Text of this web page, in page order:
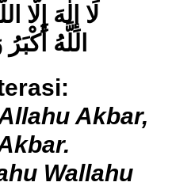
لَا إِلٰهَ إِلَّا
اللَّهُ
Akbar,
Wallahu